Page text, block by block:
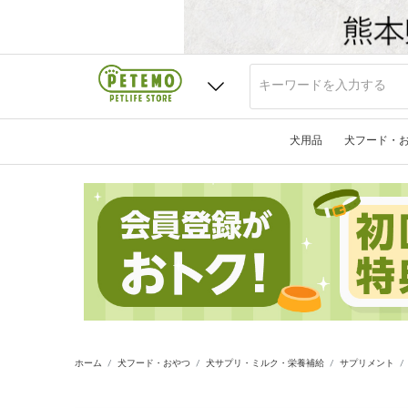
犬用品 犬フード・
ホーム 犬フード・おやつ 犬サプリ・ミルク・栄養補給 サプリメント